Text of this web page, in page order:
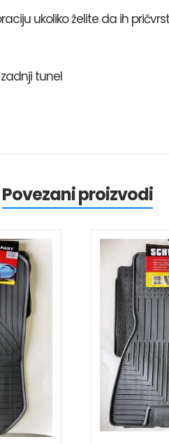
ukoliko želite da ih
tunel
Povezani proizvodi